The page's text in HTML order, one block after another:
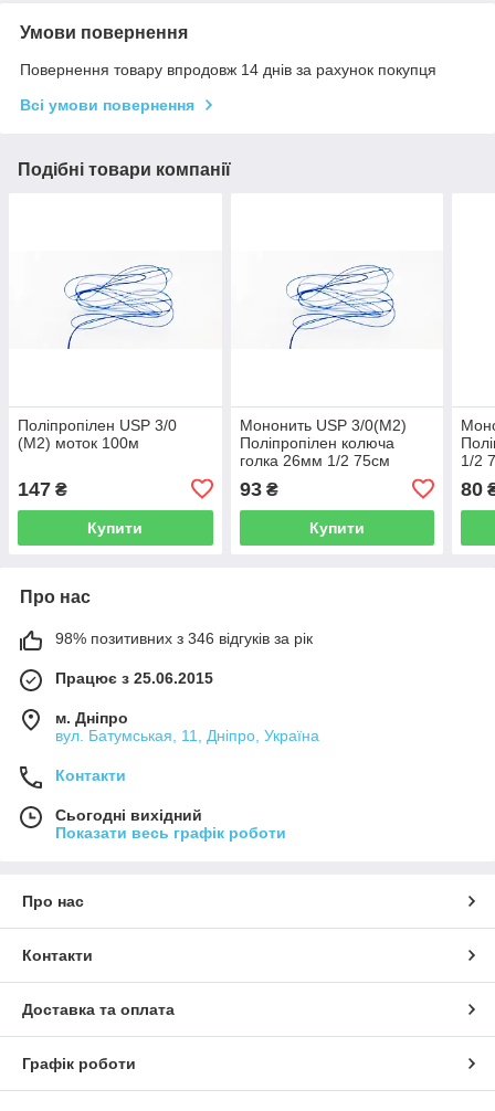
Умови повернення
Повернення товару впродовж 14 днів за рахунок покупця
Всі умови повернення
Подібні товари компанії
Поліпропілен USP 3/0
(М2) моток 100м
147 ₴
Купити
Мононить USP 3/0(М2)
Поліпропілен колюча
голка 26мм 1/2 75см
93₴
Купити
1/2
80
Про нас
98% позитивних з 346 відгуків за рік
Працює з 25.06.2015
м. Дніпро
вул. Батумськая, 11, Дніпро, Україна
Контакти
Сьогодні вихідний
Показати весь графік роботи
Про нас
Контакти
Доставка та оплата
Графік роботи